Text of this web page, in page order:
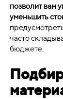
позволит вам
уменьшить
часто
бюджете.